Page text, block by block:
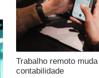
Trabalho remoto muda
contabilidade